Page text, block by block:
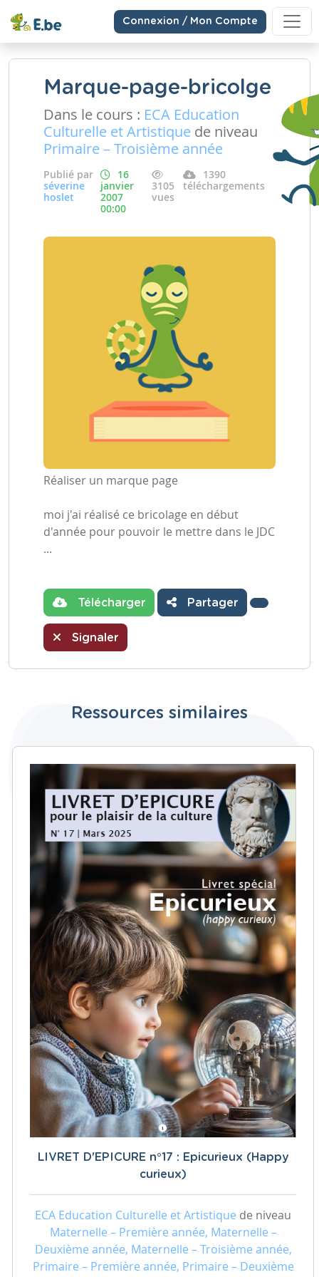
Connexion / Mon Compte
Marque-page-bricolge
Dans le cours : ECA Education
Culturelle et Artistique de niveau
Primaire – Troisième année
Publié par
séverine
hoslet
16
janvier
2007
00:00
3105
vues
1390
téléchargements
Réaliser un marque page
moi j'ai réalisé ce bricolage en début
d'année pour pouvoir le mettre dans le JDC
...
Télécharger Partager
Signaler
Ressources similaires
LIVRET D'EPICURE n°17 : Epicurieux (Happy
curieux)
ECA Education Culturelle et Artistique de niveau
Maternelle – Première année, Maternelle –
Deuxième année, Maternelle – Troisième année,
Primaire – Première année, Primaire – Deuxième